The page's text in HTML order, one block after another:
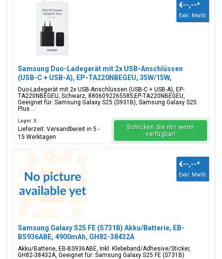
Samsung Duo-Ladegerät mit 2x USB-Anschlüssen
(USB-C + USB-A), EP-TA220NBEGEU, 35W/15W,
Schwarz, Blisterverpackung, 8806092265585;EP-
TA220NBEGEU
Duo-Ladegerät mit 2x USB-Anschlüssen (USB-C + USB-A), EP-
TA220NBEGEU, Schwarz, 8806092265585;EP-TA220NBEGEU,
Geeignet für: Samsung Galaxy S25 (S931B), Samsung Galaxy S25
Plus ...
€--,--*
Exkl. MwSt.
Lager: 0
Lieferzeit: Versandbereit in 5 -
15 Werktagen
Schicken Sie mir wenn
verfügbar!
Samsung Galaxy S25 FE (S731B) Akku/Batterie, EB-
BS936ABE, 4900mAh, GH82-38432A
Akku/Batterie, EB-BS936ABE, Inkl. Klebeband/Adhesive/Sticker,
GH82-38432A, Geeignet für: Samsung Galaxy S25 FE (S731B)
€--,--*
Exkl. MwSt.